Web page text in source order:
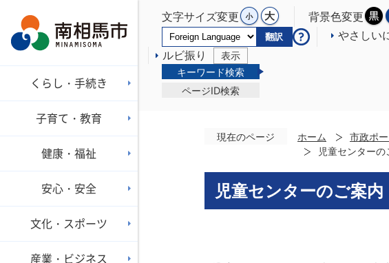
文字サイズ変更 背景色変更
翻訳 やさしい
ルビ振り
表示
キーワード検索
ページID検索
くらし・手続き
子育て・教育
健康・福祉
安心・安全
文化・スポーツ
産業・ビジネス
現在のページ ホーム 市政ポ
児童センターの
児童センターのご案内